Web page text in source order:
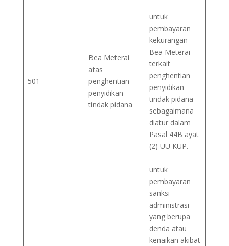
501
Bea Meterai
atas
penghentian
penyidikan
tindak pidana
untuk
pembayaran
kekurangan
Bea Meterai
terkait
penghentian
penyidikan
tindak pidana
sebagaimana
diatur dalam
Pasal 44B ayat
(2) UU KUP.
untuk
pembayaran
sanksi
administrasi
yang berupa
denda atau
kenaikan akibat